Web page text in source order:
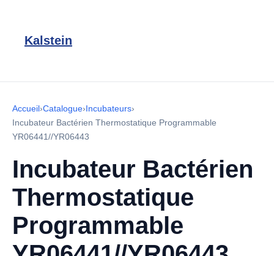
Kalstein
Accueil›Catalogue›Incubateurs›
Incubateur Bactérien Thermostatique Programmable
YR06441//YR06443
Incubateur Bactérien
Thermostatique
Programmable